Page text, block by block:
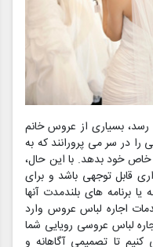
بسیاری از عروس خانم
در سر می پرورانند که به
خاص خود بدهد. با این حال،
قابل توجهی باشد و برای
برنامه های بلندمدت آنها
اجاره لباس عروس وارد
لباس عروسی رویایی شما
تا تصمیمی آگاهانه و